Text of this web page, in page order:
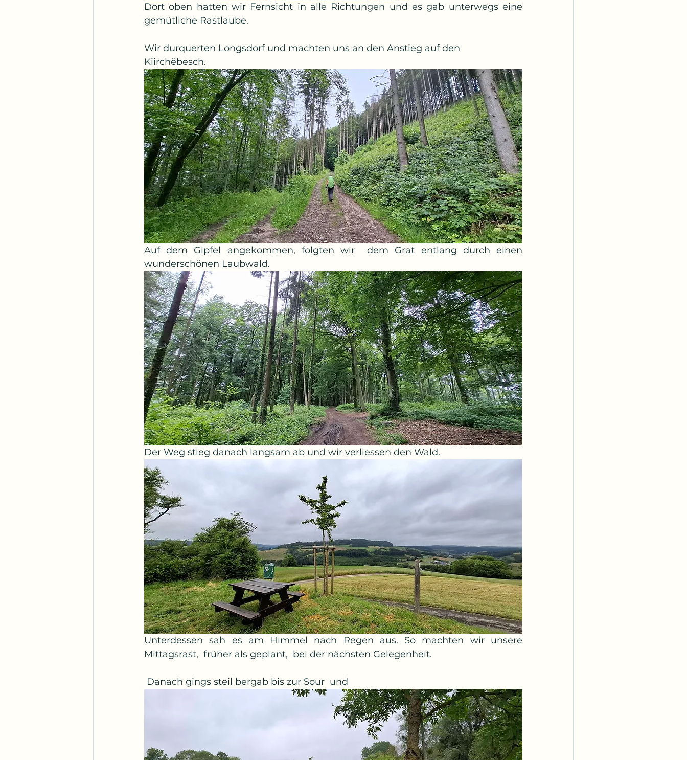
Dort oben hatten wir Fernsicht in alle Richtungen und es gab unterwegs eine
gemütliche Rastlaube.
Wir durquerten Longsdorf und machten uns an den Anstieg auf den
Kiirchëbesch.
Auf dem Gipfel angekommen, folgten wir  dem Grat entlang durch einen
wunderschönen Laubwald.
Der Weg stieg danach langsam ab und wir verliessen den Wald.
Unterdessen sah es am Himmel nach Regen aus. So machten wir unsere
Mittagsrast,  früher als geplant,  bei der nächsten Gelegenheit.
Danach gings steil bergab bis zur Sour  und